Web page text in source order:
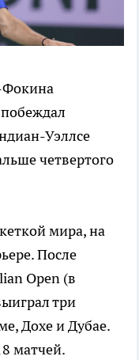
Фокина
Уэллсе
четвертого
мира, на
После
Open (в
три
Дохе и Дубае.
матчей.